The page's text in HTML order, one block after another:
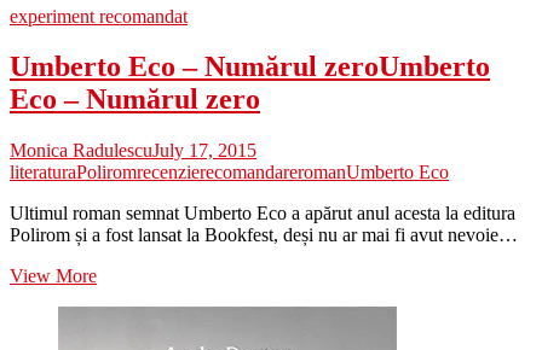
experiment recomandat
Umberto Eco – Numărul zeroUmberto
Eco – Numărul zero
Monica RadulescuJuly 17, 2015
literaturaPoliromrecenzierecomandareromanUmberto Eco
Ultimul roman semnat Umberto Eco a apărut anul acesta la editura
Polirom și a fost lansat la Bookfest, deși nu ar mai fi avut nevoie…
View MoreUmberto